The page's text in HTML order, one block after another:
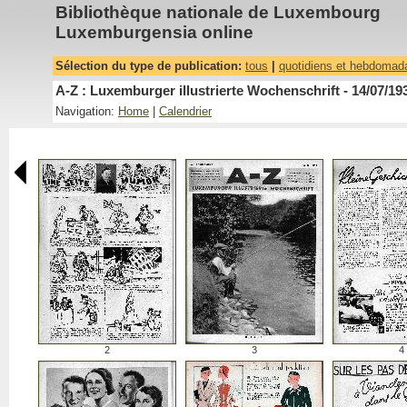
Bibliothèque nationale de Luxembourg
Luxemburgensia online
Sélection du type de publication: tous quotidiens et
A-Z : Luxemburger illustrierte Wochenschrift - 14/07/
Navigation: Home Calendrier
2 3 4